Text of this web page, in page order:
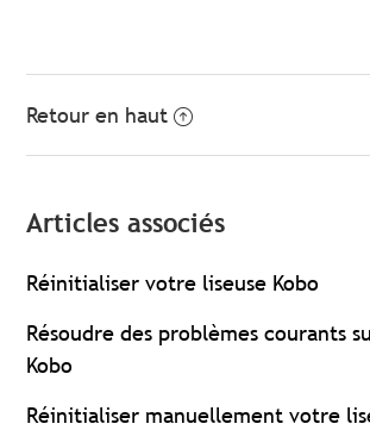
Retour en haut
Articles associés
Réinitialiser votre liseuse Kobo
Résoudre des problèmes courants
Kobo
Réinitialiser manuellement votre